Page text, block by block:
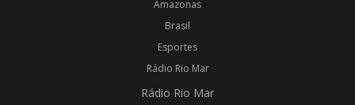
Amazonas
Brasil
Esportes
Rádio Rio Mar
Rádio Rio Mar